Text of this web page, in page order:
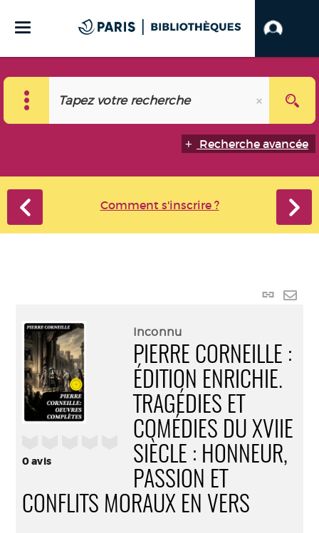
Recherche avancée
Comment s'inscrire ?
Lien
0avis
Inconnu
PIERRE CORNEILLE :
ÉDITION ENRICHIE.
TRAGÉDIES ET
COMÉDIES DU XVIIE
SIÈCLE : HONNEUR,
PASSION ET
CONFLITS MORAUX EN VERS